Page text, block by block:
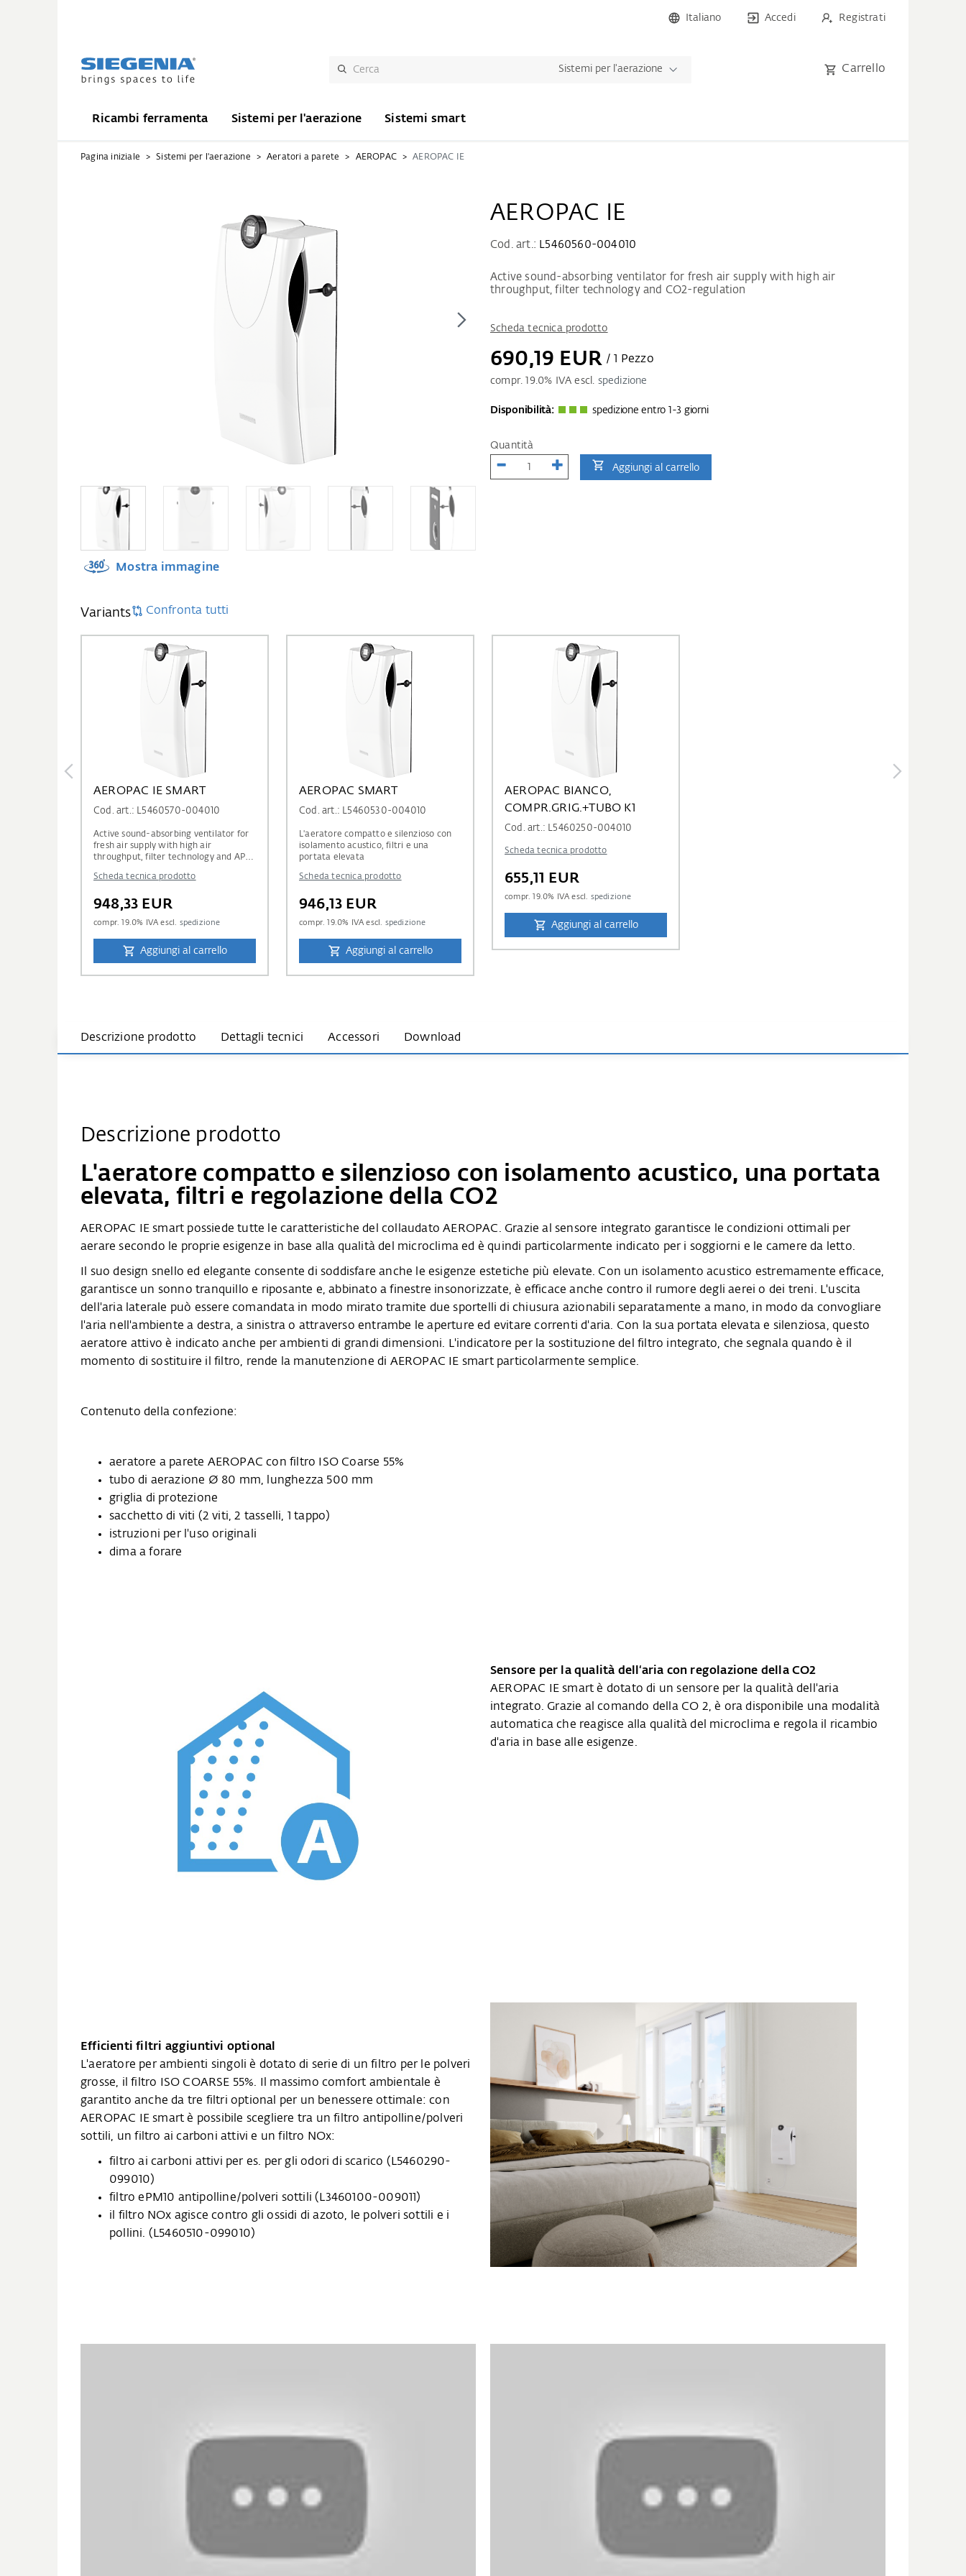
Italiano Accedi Registrati
Sistemi per l'aerazione Carrello
Ricambi ferramenta Sistemi per l'aerazione Sistemi smart
Pagina iniziale Sistemi per l'aerazione Aeratori a parete AEROPAC AEROPAC IE
Mostra immagine
AEROPAC IE
Cod. art.: L5460560-004010
Active sound-absorbing ventilator for fresh air supply with high air
throughput, filter technology and CO2-regulation
Scheda tecnica prodotto
690,19 EUR / 1 Pezzo
compr. 19.0% IVA escl. spedizione
Disponibilità: spedizione entro 1-3 giorni
Quantità
Aggiungi al carrello
Variants Confronta tutti
AEROPAC IE SMART
Cod. art.: L5460570-004010
Active sound-absorbing ventilator for
fresh air supply with high air
throughput, filter technology and APP-
Scheda tecnica prodotto
948,33 EUR
compr.19.0% IVA escl. spedizione
Aggiungi al carrello
AEROPAC SMART
Cod. art.: L5460530-004010
L'aeratore compatto e silenzioso con
isolamento acustico, filtri e una
portata elevata
Scheda tecnica prodotto
946,13 EUR
compr.19.0% IVA escl. spedizione
Aggiungi al carrello
AEROPAC BIANCO,
COMPR.GRIG.+TUBO K1
Cod. art.: L5460250-004010
Scheda tecnica prodotto
655,11 EUR
compr.19.0% IVA escl. spedizione
Aggiungi al carrello
Descrizione prodotto Dettagli tecnici Accessori Download
Descrizione prodotto
L'aeratore compatto e silenzioso con isolamento acustico, una portata
elevata, filtri e regolazione della CO2
AEROPAC IE smart possiede tutte le caratteristiche del collaudato AEROPAC. Grazie al sensore integrato garantisce le condizioni ottimali per
aerare secondo le proprie esigenze in base alla qualità del microclima ed è quindi particolarmente indicato per i soggiorni e le camere da letto.
Il suo design snello ed elegante consente di soddisfare anche le esigenze estetiche più elevate. Con un isolamento acustico estremamente efficace,
garantisce un sonno tranquillo e riposante e, abbinato a finestre insonorizzate, è efficace anche contro il rumore degli aerei o dei treni. L'uscita
dell'aria laterale può essere comandata in modo mirato tramite due sportelli di chiusura azionabili separatamente a mano, in modo da convogliare
l'aria nell'ambiente a destra, a sinistra o attraverso entrambe le aperture ed evitare correnti d'aria. Con la sua portata elevata e silenziosa, questo
aeratore attivo è indicato anche per ambienti di grandi dimensioni. L'indicatore per la sostituzione del filtro integrato, che segnala quando è il
momento di sostituire il filtro, rende la manutenzione di AEROPAC IE smart particolarmente semplice.
Contenuto della confezione:
aeratore a parete AEROPAC con filtro ISO Coarse 55%
tubo di aerazione Ø 80 mm, lunghezza 500 mm
griglia di protezione
sacchetto di viti (2 viti, 2 tasselli, 1 tappo)
istruzioni per l'uso originali
dima a forare
Sensore per la qualità dell‘aria con regolazione della CO2
AEROPAC IE smart è dotato di un sensore per la qualità dell'aria
integrato. Grazie al comando della CO 2, è ora disponibile una modalità
automatica che reagisce alla qualità del microclima e regola il ricambio
d'aria in base alle esigenze.
Efficienti filtri aggiuntivi optional
L'aeratore per ambienti singoli è dotato di serie di un filtro per le polveri
grosse, il filtro ISO COARSE 55%. Il massimo comfort ambientale è
garantito anche da tre filtri optional per un benessere ottimale: con
AEROPAC IE smart è possibile scegliere tra un filtro antipolline/polveri
sottili, un filtro ai carboni attivi e un filtro NOx:
filtro ai carboni attivi per es. per gli odori di scarico (L5460290-
099010)
filtro ePM10 antipolline/polveri sottili (L3460100-009011)
il filtro NOx agisce contro gli ossidi di azoto, le polveri sottili e i
pollini. (L5460510-099010)